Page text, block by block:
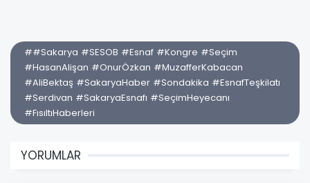
##Sakarya #SESOB #Esnaf #Kongre #Seçim
#HasanAlişan #OnurÖzkan #MuzafferKabacan
#AliBektaş #SakaryaHaber #Sondakika #EsnafTeşkilatı
#Serdivan #SakaryaEsnafı #SeçimHeyecanı
#FısıltıHaberleri
YORUMLAR